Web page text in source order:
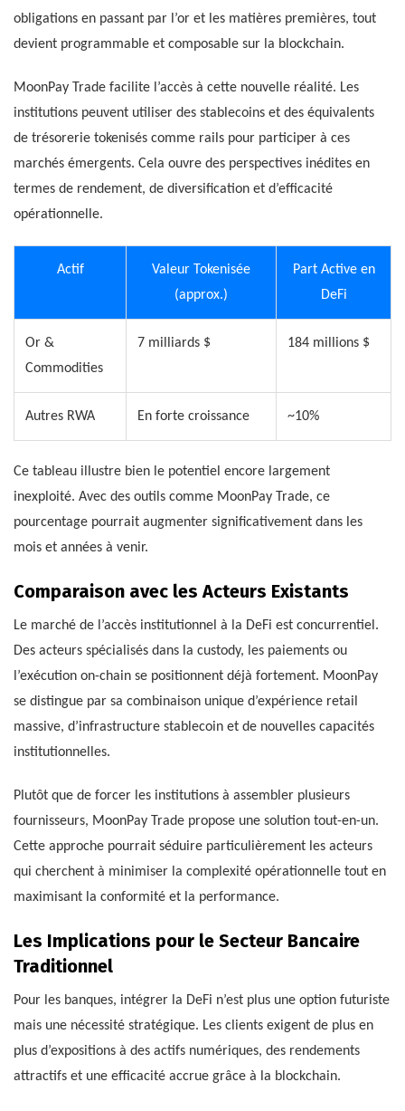
obligations en passant par l’or et les matières premières, tout
devient programmable et composable sur la blockchain.
MoonPay Trade facilite l’accès à cette nouvelle réalité. Les
institutions peuvent utiliser des stablecoins et des équivalents
de trésorerie tokenisés comme rails pour participer à ces
marchés émergents. Cela ouvre des perspectives inédites en
termes de rendement, de diversification et d’efficacité
opérationnelle.
Actif
Valeur Tokenisée
(approx.)
Part Active en
DeFi
Or &
Commodities
7 milliards $ 184 millions $
Autres RWA En forte croissance ~10%
Ce tableau illustre bien le potentiel encore largement
inexploité. Avec des outils comme MoonPay Trade, ce
pourcentage pourrait augmenter significativement dans les
mois et années à venir.
Comparaison avec les Acteurs Existants
Le marché de l’accès institutionnel à la DeFi est concurrentiel.
Des acteurs spécialisés dans la custody, les paiements ou
l’exécution on-chain se positionnent déjà fortement. MoonPay
se distingue par sa combinaison unique d’expérience retail
massive, d’infrastructure stablecoin et de nouvelles capacités
institutionnelles.
Plutôt que de forcer les institutions à assembler plusieurs
fournisseurs, MoonPay Trade propose une solution tout-en-un.
Cette approche pourrait séduire particulièrement les acteurs
qui cherchent à minimiser la complexité opérationnelle tout en
maximisant la conformité et la performance.
Les Implications pour le Secteur Bancaire
Traditionnel
Pour les banques, intégrer la DeFi n’est plus une option futuriste
mais une nécessité stratégique. Les clients exigent de plus en
plus d’expositions à des actifs numériques, des rendements
attractifs et une efficacité accrue grâce à la blockchain.